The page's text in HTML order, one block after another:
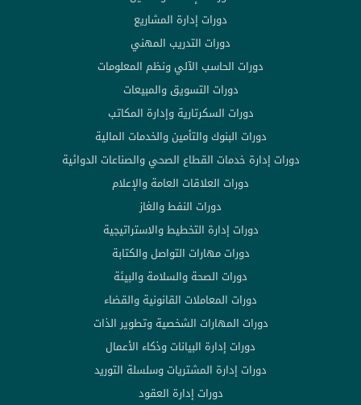
دورات إدارة المشاريع
دورات التدريب المهني
دورات الحاسب الآلي ونظم المعلومات
دورات التسويق والمبيعات
دورات السكرتارية وإدارة المكاتب
دورات البنوك والتأمين والخدمات المالية
دورات إدارة خدمات القطاع الصحي والصناعات الدوائية
دورات العلاقات العامة والإعلام
دورات النفط والغاز
دورات إدارة التخطيط والاستراتيجية
دورات مهارات التواصل والكتابة
دورات الصحة والسلامة والبيئة
دورات المعاملات القانونية والقضاء
دورات المهارات الشخصية وتطوير الذات
دورات إدارة البيانات وذكاء الأعمال
دورات إدارة المشتريات وسلسلة التوريد
دورات إدارة العقود